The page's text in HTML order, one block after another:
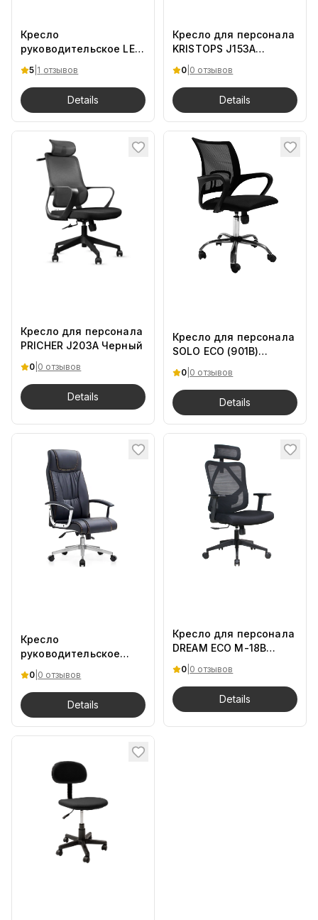
Кресло
руководительское LEO
CHROME офисное
Черный
5 1 отзывов
Details
Кресло для персонала
KRISTOPS J153A
Черный
0 0 отзывов
Details
Кресло для персонала
PRICHER J203A Черный
0 0 отзывов
Details
Кресло для персонала
SOLO ECO (901B)
Черный
0 0 отзывов
Details
Кресло
руководительское
BILON HZ-6411A Черный
0 0 отзывов
Details
Кресло для персонала
DREAM ECO M-18B
Черный
0 0 отзывов
Details